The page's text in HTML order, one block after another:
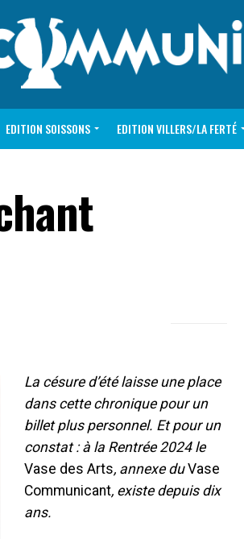
EDITION SOISSONS EDITION VILLERS/LA FERTÉ
La césure d’été laisse une place
dans cette chronique pour un
billet plus personnel. Et pour un
constat : à la Rentrée 2024 le
Vase des Arts, annexe duVase
Communicant, existe depuis dix
ans.